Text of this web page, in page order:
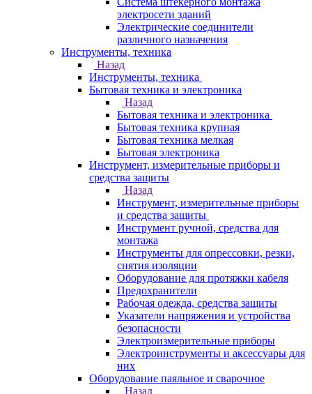
электросети зданий
Электрические соединители
различного назначения
Инструменты, техника
Назад
Инструменты, техника
Бытовая техника и электроника
Назад
Бытовая техника и электроника
Бытовая техника крупная
Бытовая техника мелкая
Бытовая электроника
Инструмент, измерительные приборы и
средства защиты
Назад
Инструмент, измерительные приборы
и средства защиты
Инструмент ручной, средства для
монтажа
Инструменты для опрессовки, резки,
снятия изоляции
Оборудование для протяжки кабеля
Предохранители
Рабочая одежда, средства защиты
Указатели напряжения и устройства
безопасности
Электроизмерительные приборы
Электроинструменты и аксессуары для
них
Оборудование паяльное и сварочное
Назад